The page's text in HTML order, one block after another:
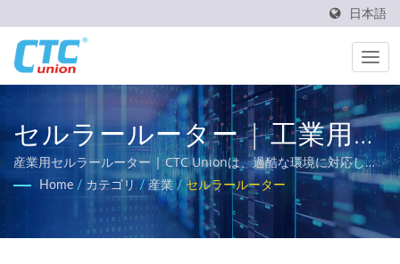
日本語
セルラールーター | 工業用イ
ーサネットスイッチメーカー
| CTC Union
産業用セルラールーター | CTC Unionは、過酷な環境に対応した
信頼性が高く、温度耐性があり、頑丈な産業用ネットワーキング
ソリューションの提供に取り組んでいます。私たちの包括的な製
品ポートフォリオには、L3/L2マネージドスイッチ、PoEソリュー
Home / カテゴリ / 産業 / セルラールーター